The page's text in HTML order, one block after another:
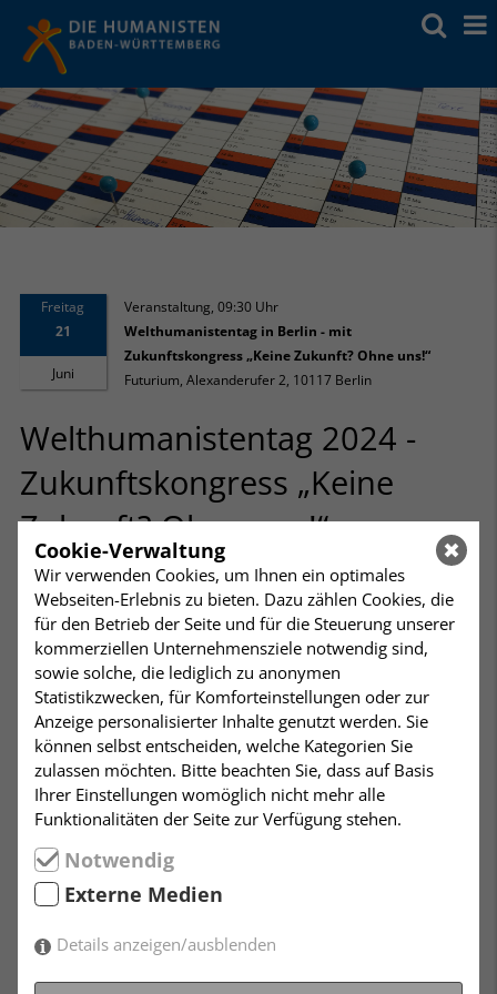
Freitag
21
Juni
Veranstaltung ,09:30 Uhr
Welthumanistentag in Berlin - mit
Zukunftskongress „Keine Zukunft? Ohne uns!“
Futurium, Alexanderufer 2, 10117 Berlin
Welthumanistentag 2024 -
Zukunftskongress „Keine
Zukunft? Ohne uns!“
Zukunftskongress und Rahmenprogramm im
Futurium in Berlin.
Unter Anderen mit diesen Gästen und
Gesprächsthemen:
• Transformationsforscherin Prof. Dr. Maja Göpel, die
uns in einem Vortrag mit anschließender Diskussion
zeigen wird, wie wir den Transformationsprozess zu
einer nachhaltigen Zukunft erfolgreich gestalten
können,
• Kriminalbiologe Dr. Mark Benecke, der über das
Thema Tod und Sterben in der Pädagogik sprechen
wird,
• Andrew Copson, Präsident der Humanists
International, und Frank Schwabe, Mitglied des
Bundestages, die über die Rolle der Religions- und
Meinungsfreiheit diskutieren.
• Roger Spindler vom Zukunftsinstitut, der über die
Cookie-Verwaltung
Wir verwenden Cookies, um Ihnen ein optimales
Webseiten-Erlebnis zu bieten. Dazu zählen Cookies, die
für den Betrieb der Seite und für die Steuerung unserer
kommerziellen Unternehmensziele notwendig sind,
sowie solche, die lediglich zu anonymen
Statistikzwecken, für Komforteinstellungen oder zur
Anzeige personalisierter Inhalte genutzt werden. Sie
können selbst entscheiden, welche Kategorien Sie
zulassen möchten. Bitte beachten Sie, dass auf Basis
Ihrer Einstellungen womöglich nicht mehr alle
Funktionalitäten der Seite zur Verfügung stehen.
Notwendig
Externe Medien
Details anzeigen/ausblenden